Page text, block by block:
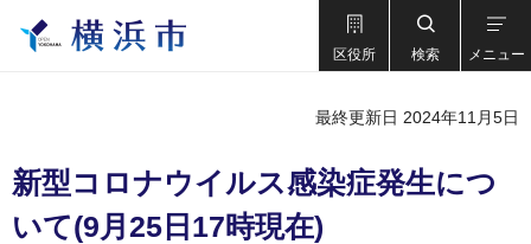
区役所 検索 メニュー
最終更新日 2024年11月5日
新型コロナウイルス感染症発生につ
いて(9月25日17時現在)